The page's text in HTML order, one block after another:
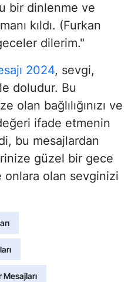
bir dinlenme ve
kıldı. (Furkan
dilerim."
2024, sevgi,
doludur. Bu
olan bağlılığınızı ve
ifade etmenin
bu mesajlardan
güzel bir gece
olan sevginizi